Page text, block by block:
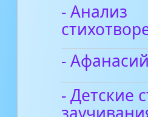
- Анализ
-
- Детские